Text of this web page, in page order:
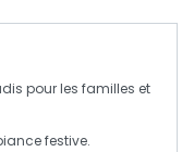
pour les familles et
festive.